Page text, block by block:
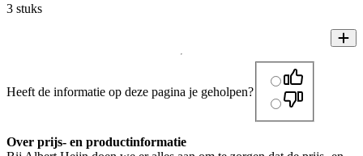
3 stuks
Heeft de informatie op deze pagina je geholpen?
Over prijs- en productinformatie